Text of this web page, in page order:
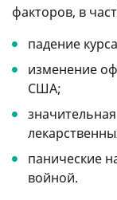
факторов, в
падение
изменение
США;
панические
войной.